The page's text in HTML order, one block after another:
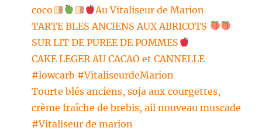
coco
Au Vitaliseur de Marion
TARTE BLES ANCIENS AUX ABRICOTS
SUR LIT DE PUREE DE POMMES
CAKE LEGER AU CACAO et CANNELLE
#lowcarb #VitaliseurdeMarion
Tourte blés anciens, soja aux courgettes,
crème fraîche de brebis, ail nouveau muscade
#Vitaliseur de marion